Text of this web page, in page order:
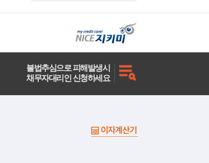
불법추심으로 피해발생시
채무자대리인 신청하세요
이자계산기